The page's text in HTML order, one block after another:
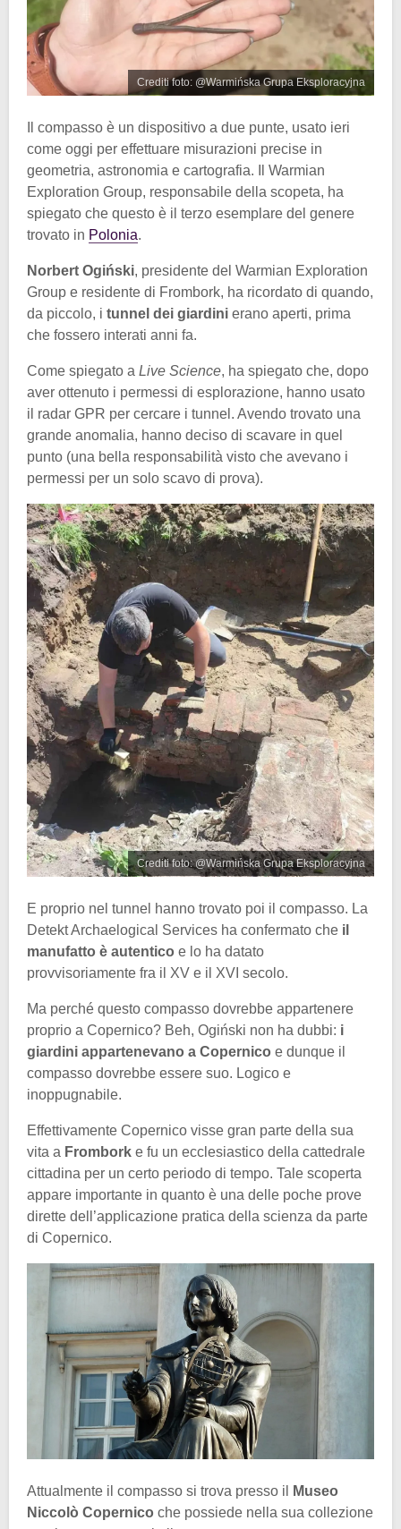
Crediti foto: @Warmińska Grupa Eksploracyjna
Il compasso è un dispositivo a due punte, usato ieri
come oggi per effettuare misurazioni precise in
geometria, astronomia e cartografia. Il Warmian
Exploration Group, responsabile della scopeta, ha
spiegato che questo è il terzo esemplare del genere
trovato in Polonia.
Norbert Ogiński, presidente del Warmian Exploration
Group e residente di Frombork, ha ricordato di quando,
da piccolo, i tunnel dei giardini erano aperti, prima
che fossero interati anni fa.
Come spiegato a Live Science, ha spiegato che, dopo
aver ottenuto i permessi di esplorazione, hanno usato
il radar GPR per cercare i tunnel. Avendo trovato una
grande anomalia, hanno deciso di scavare in quel
punto (una bella responsabilità visto che avevano i
permessi per un solo scavo di prova).
Crediti foto: @Warmińska Grupa Eksploracyjna
E proprio nel tunnel hanno trovato poi il compasso. La
Detekt Archaelogical Services ha confermato che il
manufatto è autentico e lo ha datato
provvisoriamente fra il XV e il XVI secolo.
Ma perché questo compasso dovrebbe appartenere
proprio a Copernico? Beh, Ogiński non ha dubbi: i
giardini appartenevano a Copernico e dunque il
compasso dovrebbe essere suo. Logico e
inoppugnabile.
Effettivamente Copernico visse gran parte della sua
vita a Frombork e fu un ecclesiastico della cattedrale
cittadina per un certo periodo di tempo. Tale scoperta
appare importante in quanto è una delle poche prove
dirette dell’applicazione pratica della scienza da parte
di Copernico.
Attualmente il compasso si trova presso il
Museo
Niccolò Copernico che possiede nella sua collezione